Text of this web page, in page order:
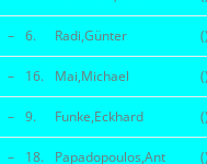
– 6. Radi,Günter
– 16. Mai,Michael
– 9. Funke,Eckhard
– 18. Papadopoulos,Ant